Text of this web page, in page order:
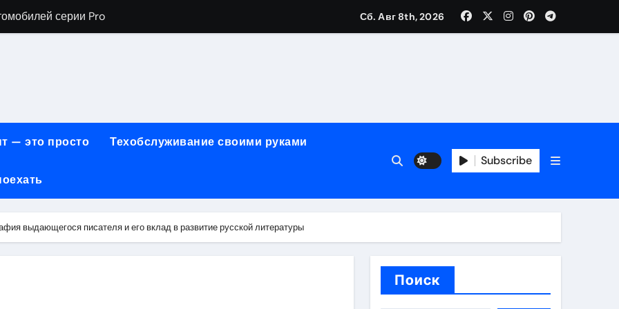
серии Pro
сервиса, наращивания ресниц и депиляции
огнезащиты металла: нанесение при -15°C внутри помещений и под навесом
по безопасности, производительности и типам доступа
и японских грузовых автомобилей
Сб. Авг 8th, 2026
— это просто Техобслуживание своими руками
Subscribe
выдающегося писателя и его вклад в развитие русской литературы
Поиск